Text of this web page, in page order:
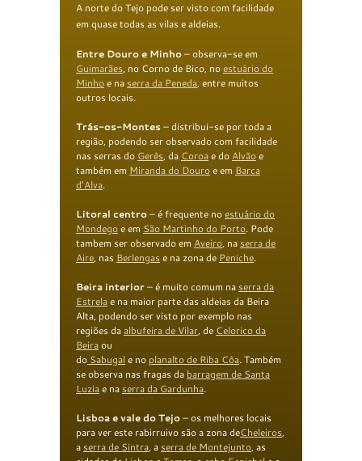
A norte do Tejo pode ser visto com facilidade
em quase todas as vilas e aldeias.
Entre Douro e Minho– observa-se em
Guimarães, no Corno de Bico, noestuário do
Minhoe na serra da Peneda, entre muitos
outros locais.
Trás-os-Montes– distribui-se por toda a
região, podendo ser observado com facilidade
nas serras do Gerês, da Coroae do Alvãoe
também em Miranda do Douroe em Barca
d’Alva.
Litoral centro– é frequente noestuário do
Mondegoe em São Martinho do Porto. Pode
tambem ser observado em Aveiro, na serra de
Aire, nas Berlengase na zona de Peniche.
Beira interior– é muito comum na serra da
Estrelae na maior parte das aldeias da Beira
Alta, podendo ser visto por exemplo nas
regiões daalbufeira de Vilar, de Celorico da
Beiraou
do Sabugale no planalto de Riba Côa. Também
se observa nas fragas da barragem de Santa
Luziae na serra da Gardunha.
Lisboa e vale do Tejo– os melhores locais
para ver este rabirruivo são a zona deCheleiros,
a serra de Sintra, a serra de Montejunto, as